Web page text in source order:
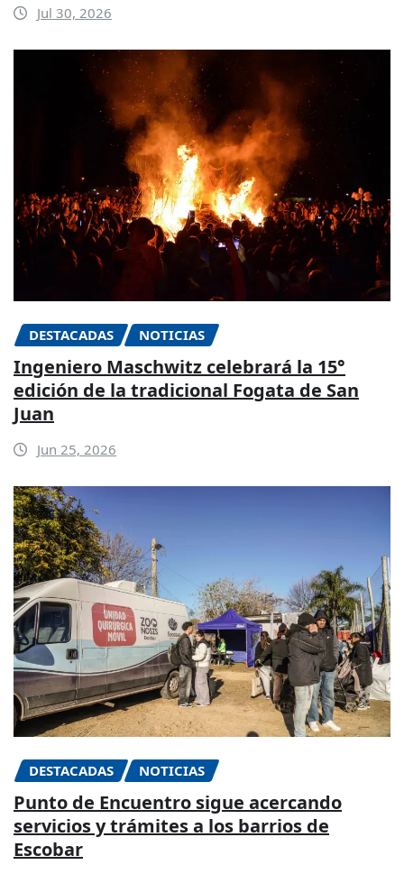
Jul 30, 2026
DESTACADAS NOTICIAS
Ingeniero Maschwitz celebrará la 15°
edición de la tradicional Fogata de San
Juan
Jun 25, 2026
DESTACADAS NOTICIAS
Punto de Encuentro sigue acercando
servicios y trámites a los barrios de
Escobar